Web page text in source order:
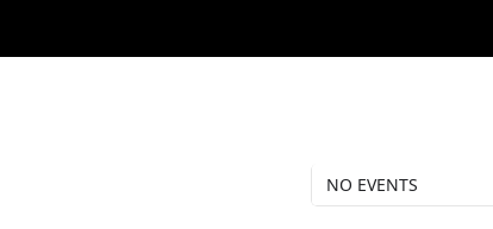
NO EVENTS